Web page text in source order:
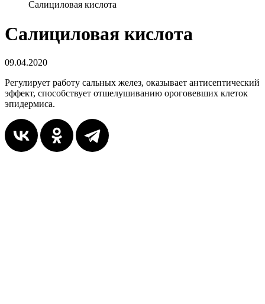
Салициловая кислота
Салициловая кислота
09.04.2020
Регулирует работу сальных желез, оказывает антисептический
эффект, способствует отшелушиванию ороговевших клеток
эпидермиса.